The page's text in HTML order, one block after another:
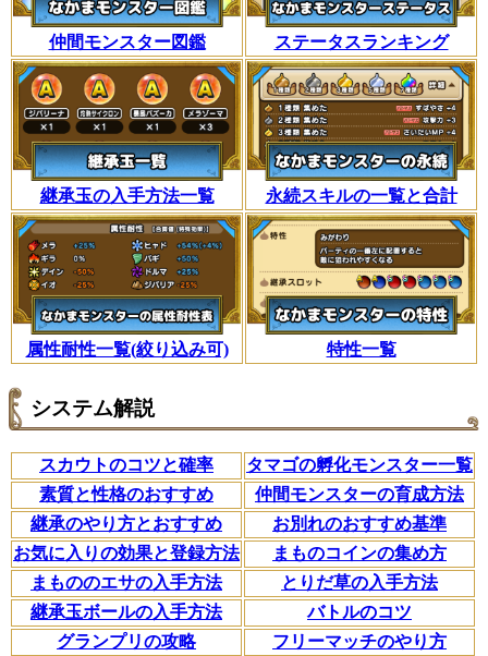
仲間モンスター図鑑 ステータスランキング
継承玉の入手方法一覧 永続スキルの一覧と合計
属性耐性一覧(絞り込み可) 特性一覧
システム解説
スカウトのコツと確率
タマゴの孵化モンスター一覧
素質と性格のおすすめ
仲間モンスターの育成方法
継承のやり方とおすすめ
お別れのおすすめ基準
お気に入りの効果と登録方法
まものコインの集め方
まもののエサの入手方法
とりだ草の入手方法
継承玉ボールの入手方法
バトルのコツ
グランプリの攻略
フリーマッチのやり方